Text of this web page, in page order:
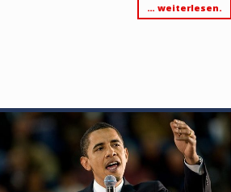
… weiterlesen.